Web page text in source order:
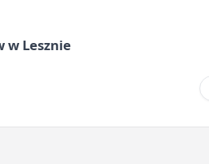
w Lesznie